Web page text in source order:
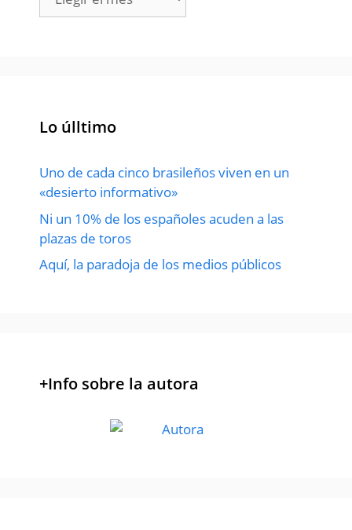
Lo úlltimo
Uno de cada cinco brasileños viven en un
«desierto informativo»
Ni un 10% de los españoles acuden a las
plazas de toros
Aquí, la paradoja de los medios públicos
+Info sobre la autora